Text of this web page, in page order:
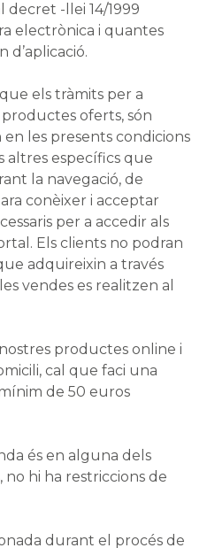
decret -llei 14/1999
electrònica i quantes
d’aplicació.
els tràmits per a
oferts, són
les presents condicions
altres específics que
la navegació, de
conèixer i acceptar
per a accedir als
Els clients no podran
adquireixin a través
vendes es realitzen al
productes online i
cal que faci una
de 50 euros
és en alguna dels
hi ha restriccions de
durant el procés de